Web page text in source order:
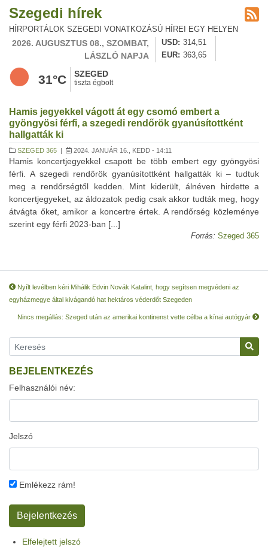
Szegedi hírek
HÍRPORTÁLOK SZEGEDI VONATKOZÁSÚ HÍREI EGY HELYEN
2026. AUGUSZTUS 08., SZOMBAT,
LÁSZLÓ NAPJA
USD
314,51
EUR
363,65
31°C SZEGED
tiszta égbolt
Hamis jegyekkel vágott át egy csomó embert a
gyöngyösi férfi, a szegedi rendőrök gyanúsítottként
hallgatták ki
SZEGED 365 | 2024. JANUÁR 16., KEDD - 14:11
Hamis koncertjegyekkel csapott be több embert egy gyöngyösi
férfi. A szegedi rendőrök gyanúsítottként hallgatták ki – tudtuk
meg a rendőrségtől kedden. Mint kiderült, álnéven hirdette a
koncertjegyeket, az áldozatok pedig csak akkor tudták meg, hogy
átvágta őket, amikor a koncertre értek. A rendőrség közleménye
szerint egy férfi 2023-ban [...]
Forrás: Szeged 365
Nyílt levélben kéri Mihálik Edvin Novák Katalint, hogy segítsen megvédeni az
egyházmegye által kivágandó hat hektáros véderdőt Szegeden
Nincs megállás: Szeged után az amerikai kontinenst vette célba a kínai autógyár
BEJELENTKEZÉS
Felhasználói név:
Jelszó
Emlékezz rám!
Elfelejtett jelszó